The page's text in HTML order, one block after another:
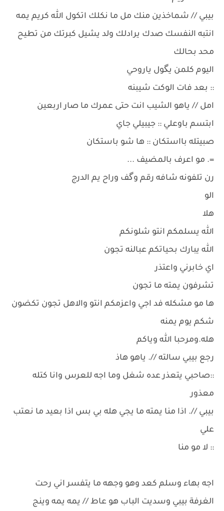
بيبي // شماخذين منك مل ما نكلك اتكول الله كريم يمه
انتبه النفسك صدك يرادلك ولد يشيل كبرتك من تطيح
محد بحالك
اليوم كلمن يگول ياروحي
:: بعد فات الوكت شيبنه
امل // ياهو الشيب انت حتى عمرك ما صار اربعين
ابتسم باوعلي :: جيبيلي جاي
صبيتله بااستكان :: ها شو باستكان
=. مو اعرف بالمضيف ...
رن تلفونه شافه رقم وگف وراح يم الدرج
الو
هلا
الله يسلمكم انتو شلونكم
الله يبارك بحياتكم عبالنه تجون
اي خابرني واعتذر
تشرفون يمته ما تجون
ها مو مشكله فد اجي واعزمكم انتو والاهل تجون تكضون
شكم يوم يمنه
هله.ومرحبا الله وياكم
رجع بيبي سالته //. ياهو هاذ
::صاحبي يتعذر عده شغل وما اجه للعرس وانا كتله
معذور
بيبي //. اذا منا يمته ما يجي هله بي بس اذا بعيد ما نعتب
علي
:: لا مو منا
اجه بهاء وسلم كعد وهو وجهه ما يتفسر اني رحت
الغرفة بيبي وسديت الباب هو عاط // يمه يمه وينج